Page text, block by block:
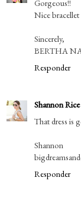
Gorgeous!!
Nice bracellet
Sincerely,
BERTHA
Responder
Shannon Rice
That dress is
Shannon
Responder